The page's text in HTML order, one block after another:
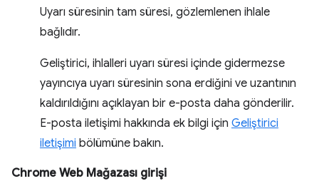
Uyarı süresinin tam süresi, gözlemlenen ihlale
bağlıdır.
Geliştirici, ihlalleri uyarı süresi içinde gidermezse
yayıncıya uyarı süresinin sona erdiğini ve uzantının
kaldırıldığını açıklayan bir e-posta daha gönderilir.
E-posta iletişimi hakkında ek bilgi için Geliştirici
iletişimi bölümüne bakın.
Chrome Web Mağazası girişi